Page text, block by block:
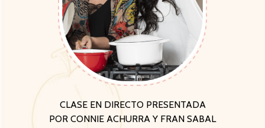
CLASE EN DIRECTO PRESENTADA
POR CONNIE ACHURRA Y FRAN SABAL